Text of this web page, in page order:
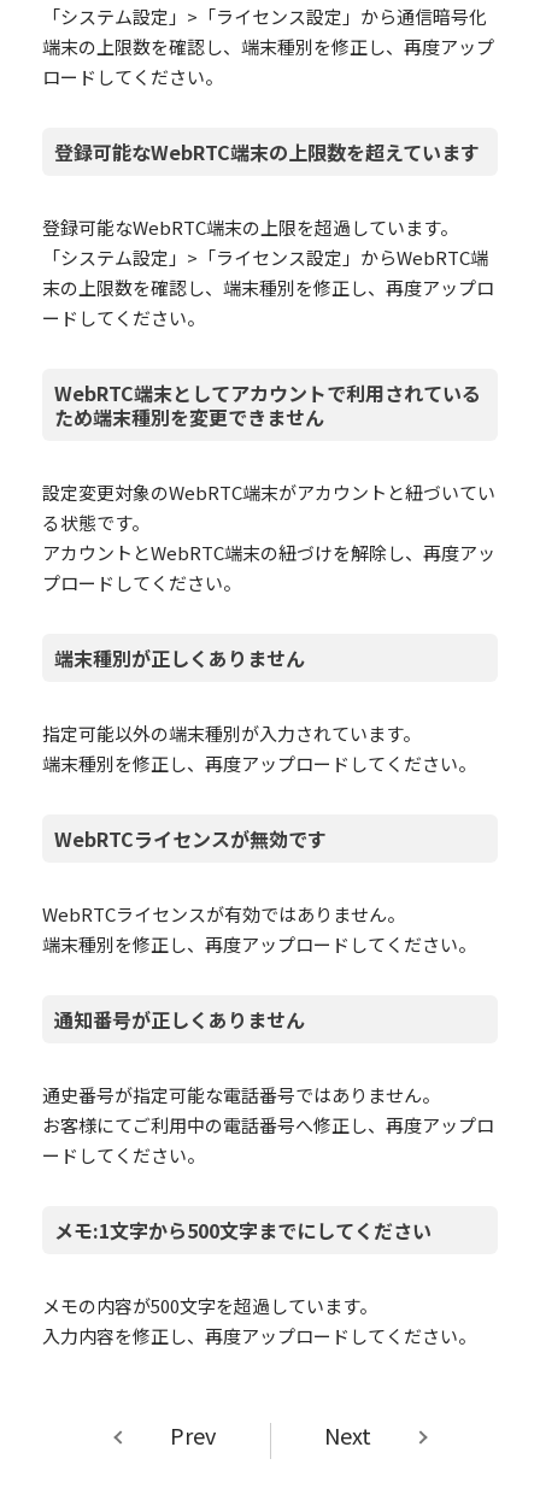
「システム設定」>「ライセンス設定」から通信暗号化
端末の上限数を確認し、端末種別を修正し、再度アップ
ロードしてください。
登録可能なWebRTC端末の上限数を超えています
登録可能なWebRTC端末の上限を超過しています。
「システム設定」>「ライセンス設定」からWebRTC端
末の上限数を確認し、端末種別を修正し、再度アップロ
ードしてください。
WebRTC端末としてアカウントで利用されている
ため端末種別を変更できません
設定変更対象のWebRTC端末がアカウントと紐づいてい
る状態です。
アカウントとWebRTC端末の紐づけを解除し、再度アッ
プロードしてください。
端末種別が正しくありません
指定可能以外の端末種別が入力されています。
端末種別を修正し、再度アップロードしてください。
WebRTCライセンスが無効です
WebRTCライセンスが有効ではありません。
端末種別を修正し、再度アップロードしてください。
通知番号が正しくありません
通史番号が指定可能な電話番号ではありません。
お客様にてご利用中の電話番号へ修正し、再度アップロ
ードしてください。
メモ:1文字から500文字までにしてください
メモの内容が500文字を超過しています。
入力内容を修正し、再度アップロードしてください。
Prev Next